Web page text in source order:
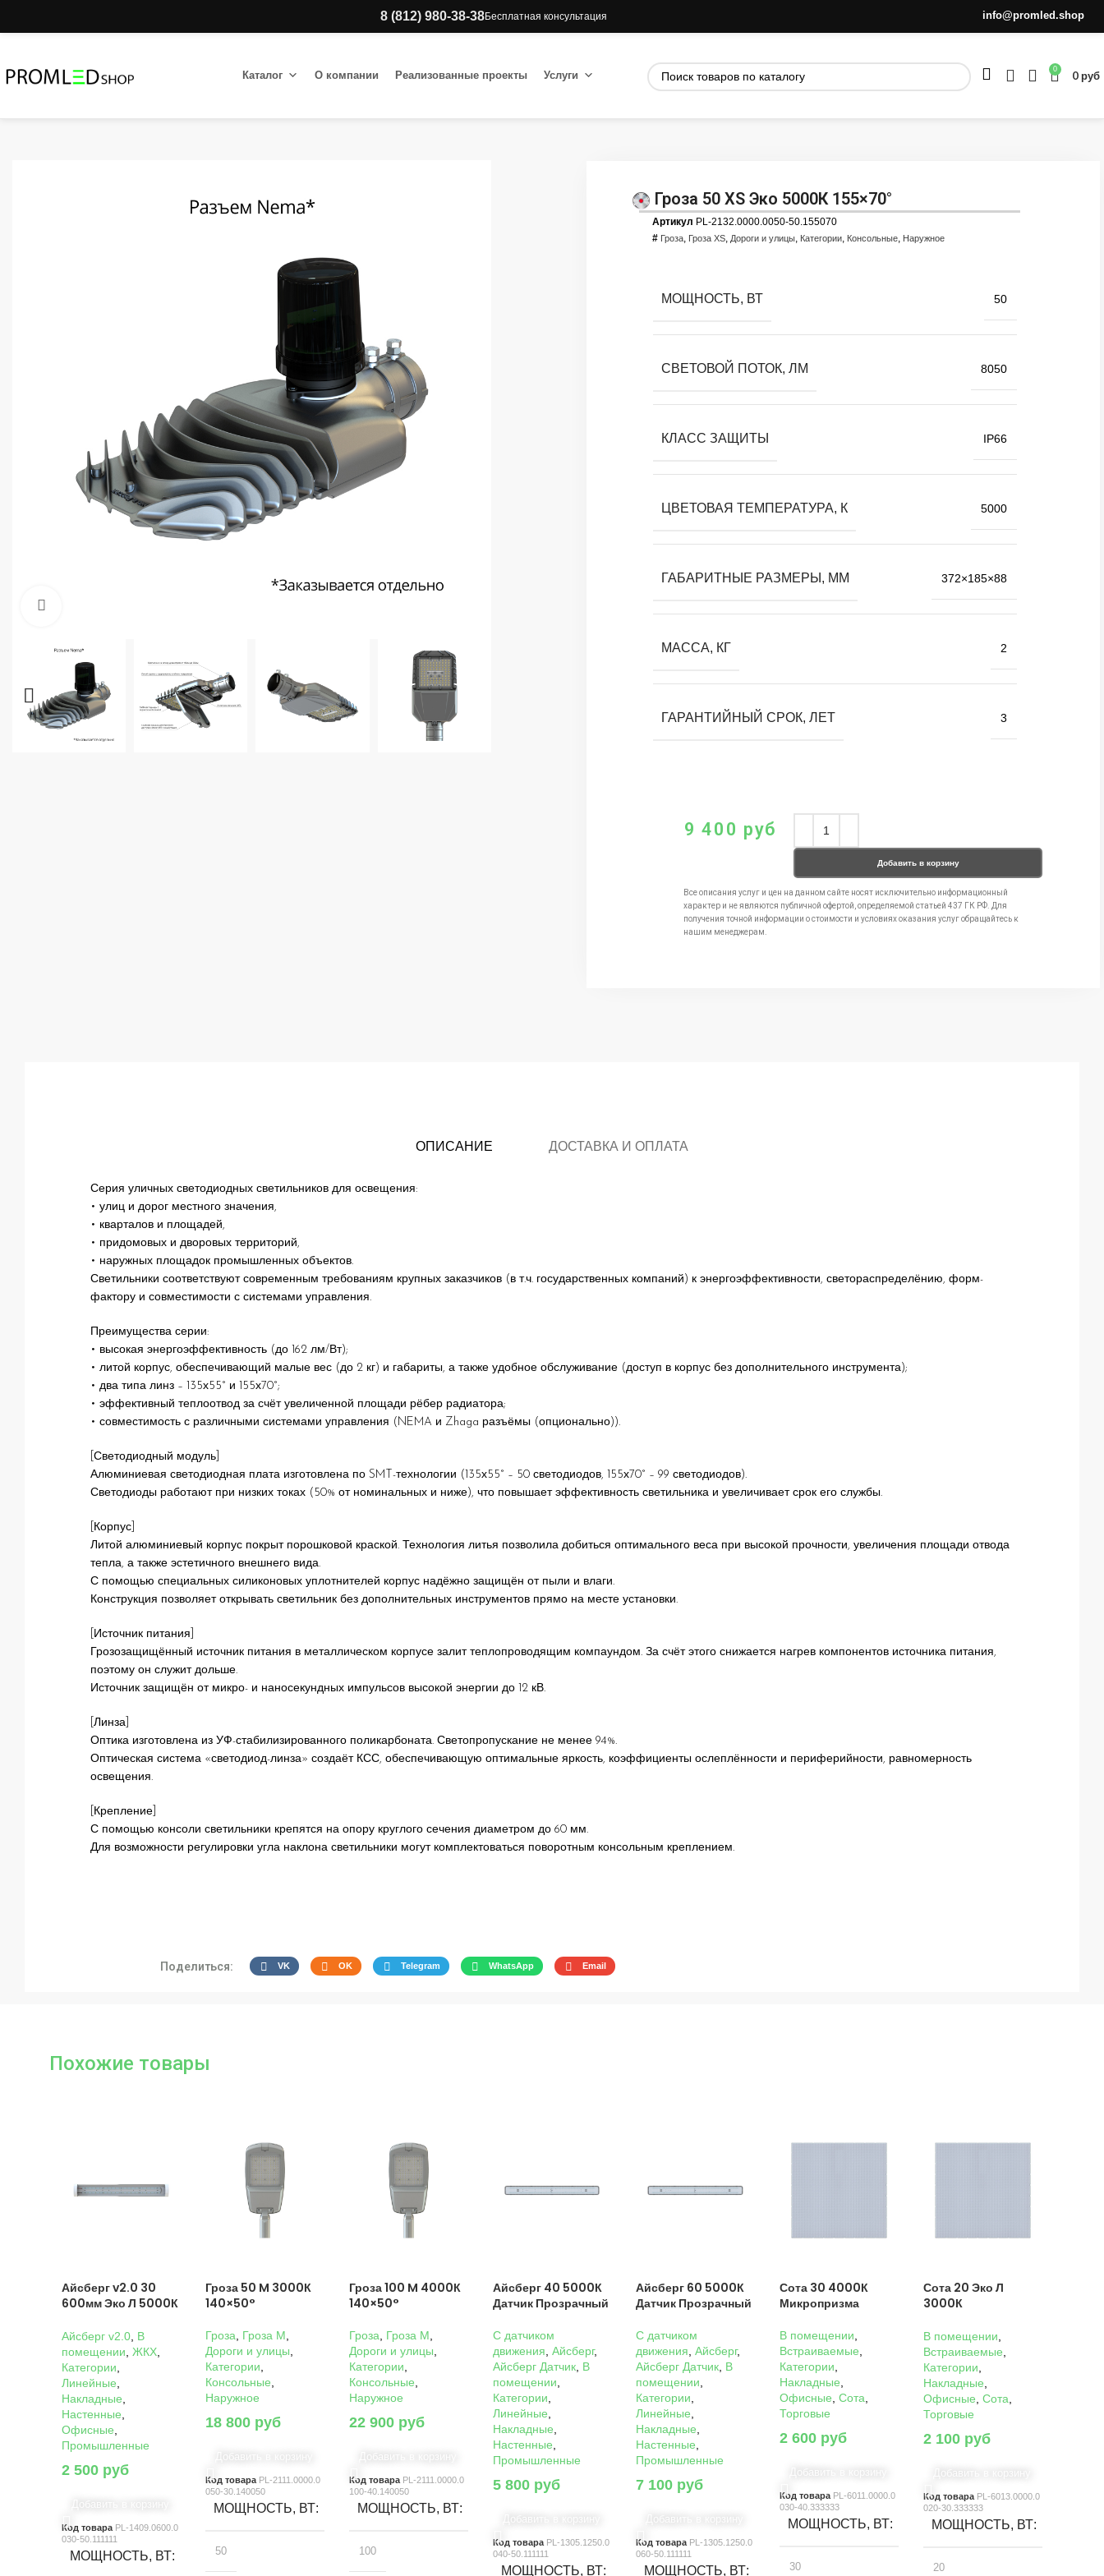
8 (812) 980-38-38Бесплатная консультация info@promled.shop
Каталог О компании Реализованные проекты Услуги 0 0руб
Гроза 50 XS Эко 5000К 155×70°
Артикул PL-2132.0000.0050-50.155070
# Гроза Гроза XS Дороги и улицы Категории Консольные Наружное
МОЩНОСТЬ, ВТ 50
СВЕТОВОЙ ПОТОК, ЛМ 8050
КЛАСС ЗАЩИТЫ IP66
ЦВЕТОВАЯ ТЕМПЕРАТУРА, К 5000
ГАБАРИТНЫЕ РАЗМЕРЫ, ММ 372×185×88
МАССА, КГ 2
ГАРАНТИЙНЫЙ СРОК, ЛЕТ 3
9 400 руб
Добавить в корзину
Все описания услуг и цен на данном сайте носят исключительно информационный
характер и не являются публичной офертой, определяемой статьей 437 ГК РФ. Для
получения точной информации о стоимости и условиях оказания услуг обращайтесь к
нашим менеджерам.
ОПИСАНИЕ ДОСТАВКА И ОПЛАТА
Серия уличных светодиодных светильников для освещения:
• улиц и дорог местного значения,
• кварталов и площадей,
• придомовых и дворовых территорий,
• наружных площадок промышленных объектов.
Светильники соответствуют современным требованиям крупных заказчиков (в т.ч. государственных компаний) к энергоэффективности, светораспределёнию, форм-
фактору и совместимости с системами управления.
Преимущества серии:
• высокая энергоэффективность (до 162 лм/Вт);
• литой корпус, обеспечивающий малые вес (до 2 кг) и габариты, а также удобное обслуживание (доступ в корпус без дополнительного инструмента);
• два типа линз – 135х55° и 155х70°;
• эффективный теплоотвод за счёт увеличенной площади рёбер радиатора;
• совместимость с различными системами управления (NEMA и Zhaga разъёмы (опционально)).
[Светодиодный модуль]
Алюминиевая светодиодная плата изготовлена по SMT-технологии (135х55° – 50 светодиодов, 155х70° – 99 светодиодов).
Светодиоды работают при низких токах (50% от номинальных и ниже), что повышает эффективность светильника и увеличивает срок его службы.
[Корпус]
Литой алюминиевый корпус покрыт порошковой краской. Технология литья позволила добиться оптимального веса при высокой прочности, увеличения площади отвода
тепла, а также эстетичного внешнего вида.
С помощью специальных силиконовых уплотнителей корпус надёжно защищён от пыли и влаги.
Конструкция позволяет открывать светильник без дополнительных инструментов прямо на месте установки.
[Источник питания]
Грозозащищённый источник питания в металлическом корпусе залит теплопроводящим компаундом. За счёт этого снижается нагрев компонентов источника питания,
поэтому он служит дольше.
Источник защищён от микро- и наносекундных импульсов высокой энергии до 12 кВ.
[Линза]
Оптика изготовлена из УФ-стабилизированного поликарбоната. Светопропускание не менее 94%.
Оптическая система «светодиод-линза» создаёт КСС, обеспечивающую оптимальные яркость, коэффициенты ослеплённости и периферийности, равномерность
освещения.
[Крепление]
С помощью консоли светильники крепятся на опору круглого сечения диаметром до 60 мм.
Для возможности регулировки угла наклона светильники могут комплектоваться поворотным консольным креплением.
Поделиться: VK OK Telegram WhatsApp Email
Похожие товары
Айсберг v2.0 30
600мм Эко Л 5000К
Айсберг v2.0 В
помещении ЖКХ
Категории
Линейные
Накладные
Настенные
Офисные
Промышленные
2 500 руб
Код товара PL-1409.0600.0
030-50.111111
МОЩНОСТЬ, ВТ
Гроза 50 M 3000К
140×50°
Гроза Гроза M
Дороги и улицы
Категории
Консольные
Наружное
18 800 руб
Код товара PL-2111.0000.0
050-30.140050
МОЩНОСТЬ, ВТ
50
Гроза 100 M 4000К
140×50°
Гроза Гроза M
Дороги и улицы
Категории
Консольные
Наружное
22 900 руб
Код товара PL-2111.0000.0
100-40.140050
МОЩНОСТЬ, ВТ
100
Айсберг 40 5000К
Датчик Прозрачный
C датчиком
движения Айсберг,
Айсберг Датчик, В
помещении
Категории
Линейные
Накладные
Настенные
Промышленные
5 800 руб
Код товара PL-1305.1250.0
040-50.111111
МОЩНОСТЬ, ВТ
Айсберг 60 5000К
Датчик Прозрачный
C датчиком
движения ,Айсберг,
Айсберг Датчик В
помещении
Категории
Линейные
Накладные
Настенные
Промышленные
7 100 руб
Код товара PL-1305.1250.0
060-50.111111
МОЩНОСТЬ, ВТ
Сота 30 4000К
Микропризма
В помещении
Встраиваемые
Категории
Накладные
Офисные ,Сота
Торговые
2 600 руб
Код товара PL-6011.0000.0
030-40.333333
МОЩНОСТЬ, ВТ
30
Сота 20 Эко Л
3000К
В помещении
Встраиваемые
Категории
Накладные
Офисные ,Сота
Торговые
2 100 руб
Код товара PL-6013.0000.0
020-30.333333
МОЩНОСТЬ, ВТ
20